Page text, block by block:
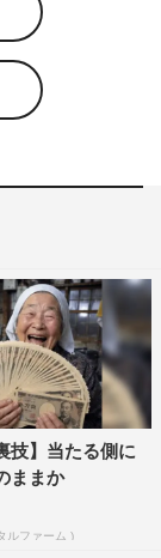
技】当たる側に
ままか
ルファーム )